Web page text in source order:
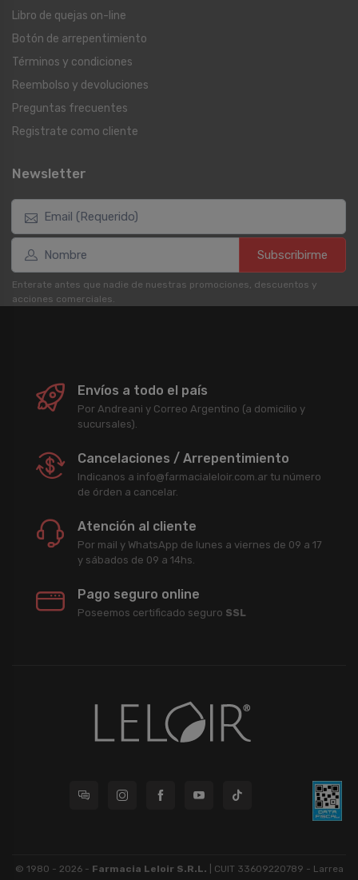
Libro de quejas on-line
Botón de arrepentimiento
Términos y condiciones
Reembolso y devoluciones
Preguntas frecuentes
Registrate como cliente
Newsletter
Subscribirme
Enterate antes que nadie de nuestras promociones, descuentos y
acciones comerciales.
Envíos a todo el país
Por Andreani y Correo Argentino (a domicilio y
sucursales).
Cancelaciones / Arrepentimiento
Indicanos a info@farmacialeloir.com.ar tu número
de órden a cancelar.
Atención al cliente
Por mail y WhatsApp de lunes a viernes de 09 a 17
y sábados de 09 a 14hs.
Pago seguro online
Poseemos certificado seguro SSL
© 1980 - 2026 - Farmacia Leloir S.R.L. | CUIT 33609220789 - Larrea